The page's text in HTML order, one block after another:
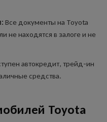
Все документы на Toyota
не находятся в залоге и не
автокредит, трейд-ин
средства.
Toyota